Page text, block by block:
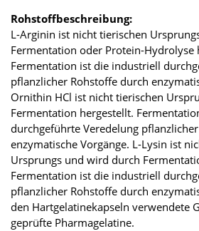
Rohstoffbeschreibung:
L-Arginin ist nicht tierischen
Fermentation oder Protein-Hydrolyse
Fermentation ist die industriell
pflanzlicher Rohstoffe durch
Ornithin HCl ist nicht tierischen
Fermentation hergestellt.
durchgeführte Veredelung
enzymatische Vorgänge. L-Lysin ist
Ursprungs und wird durch
Fermentation ist die industriell
pflanzlicher Rohstoffe durch
den Hartgelatinekapseln verwendete
geprüfte Pharmagelatine.